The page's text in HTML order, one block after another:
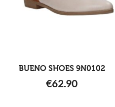
BUENO SHOES 9N0102
€62.90